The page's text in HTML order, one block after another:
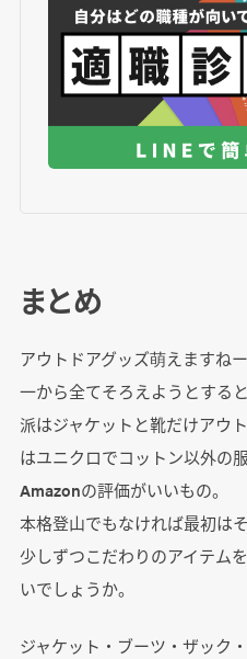
まとめ
アウトドアグッズ萌えますねー
一から全てそろえようとする
派はジャケットと靴だけアウ
はユニクロでコットン以外の
Amazonの評価がいいもの。
本格登山でもなければ最初は
少しずつこだわりのアイテム
いでしょうか。
ジャケット・ブーツ・ザック